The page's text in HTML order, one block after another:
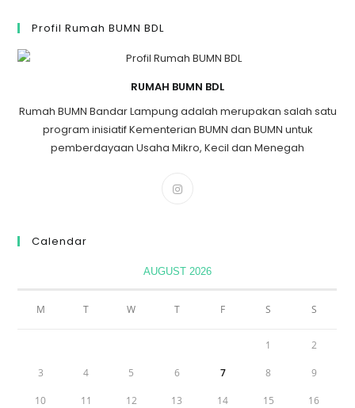
Profil Rumah BUMN BDL
RUMAH BUMN BDL
Rumah BUMN Bandar Lampung adalah merupakan salah satu
program inisiatif Kementerian BUMN dan BUMN untuk
pemberdayaan Usaha Mikro, Kecil dan Menegah
Calendar
AUGUST 2026
M T W T F S S
1 2
3 4 5 6 7 8 9
10 11 12 13 14 15 16